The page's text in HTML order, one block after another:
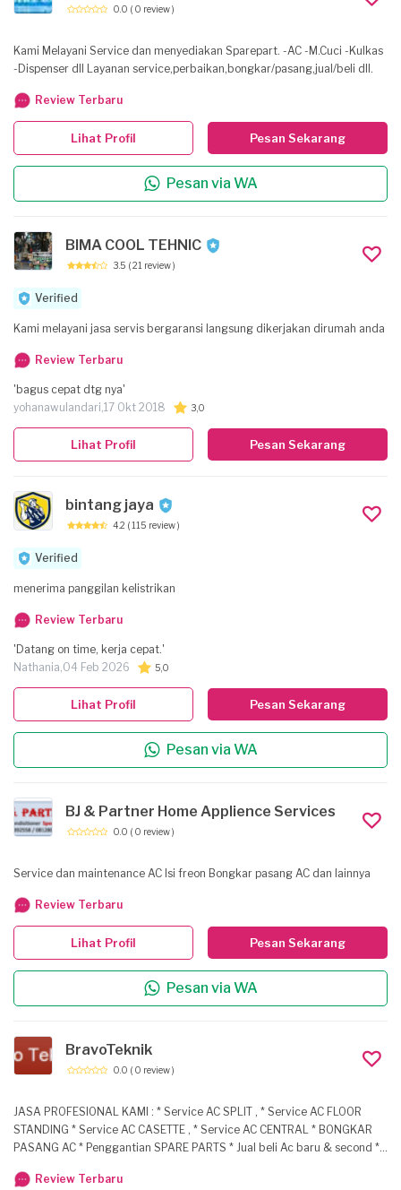
0.0 ( 0 review )
Kami Melayani Service dan menyediakan Sparepart. -AC -M.Cuci -Kulkas
-Dispenser dll Layanan service,perbaikan,bongkar/pasang,jual/beli dll.
Review Terbaru
Pesan Sekarang
Pesan via WA
Lihat Profil
BIMA COOL TEHNIC
3.5 ( 21 review )
Verified
Kami melayani jasa servis bergaransi langsung dikerjakan dirumah anda
Review Terbaru
'bagus cepat dtg nya'
yohanawulandari,17 Okt 2018 3,0
Pesan Sekarang
Lihat Profil
bintang jaya
4.2 ( 115 review )
Verified
menerima panggilan kelistrikan
Review Terbaru
'Datang on time, kerja cepat.'
Nathania,04 Feb 2026 5,0
Pesan Sekarang
Pesan via WA
Lihat Profil
BJ & Partner Home Applience Services
0.0 ( 0 review )
Service dan maintenance AC Isi freon Bongkar pasang AC dan lainnya
Review Terbaru
Pesan Sekarang
Pesan via WA
Lihat Profil
BravoTeknik
0.0 ( 0 review )
JASA PROFESIONAL KAMI : * Service AC SPLIT , * Service AC FLOOR
STANDING * Service AC CASETTE , * Service AC CENTRAL * BONGKAR
PASANG AC * Penggantian SPARE PARTS * Jual beli Ac baru & second *
FREEZER * Service MESIN CUCI * Service SOLAHART * Service WATER
Review Terbaru